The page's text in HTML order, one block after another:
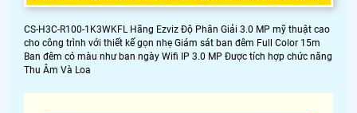
CS-H3C-R100-1K3WKFL Hãng Ezviz Độ Phân Giải 3.0 MP mỹ thuật cao
cho công trình với thiết kế gọn nhẹ Giám sát ban đêm Full Color 15m
Ban đêm có màu như ban ngày Wifi IP 3.0 MP Được tích hợp chức năng
Thu Âm Và Loa